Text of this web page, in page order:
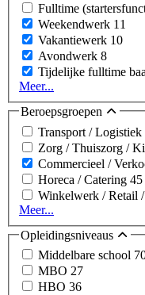
Fulltime
Weekendwerk 11
Vakantiewerk 10
Avondwerk 8
Tijdelijke fulltime
Meer...
Beroepsgroepen
Transport /
Zorg / Thuiszorg /
Commercieel /
Horeca / Catering 45
Winkelwerk / Retail
Meer...
Opleidingsniveaus
Middelbare school
MBO 27
HBO 36